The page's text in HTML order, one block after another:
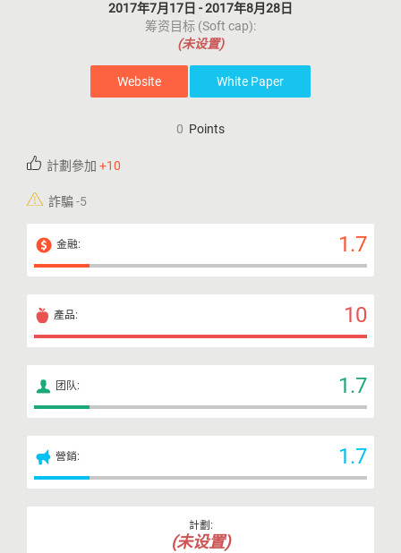
2017年7月17日 - 2017年8月28日
筹资目标 (Soft cap):
(未设置)
Website White Paper
0 Points
計劃參加 +10
詐騙-5
金融: 1.7
產品: 10
团队: 1.7
營銷: 1.7
計劃:
(未设置)